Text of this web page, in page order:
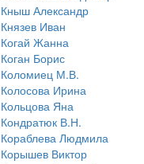
Кныш Александр
Князев Иван
Когай Жанна
Коган Борис
Коломиец М.В.
Колосова Ирина
Кольцова Яна
Кондратюк В.Н.
Кораблева Людмила
Корышев Виктор